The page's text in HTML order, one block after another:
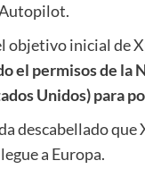
objetivo inicial de
el permisos de
Unidos) para
descabellado
a Europa.